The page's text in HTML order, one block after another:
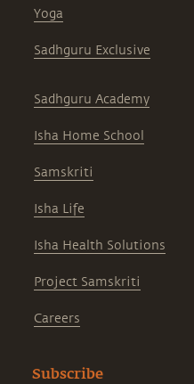
Yoga
Sadhguru Exclusive
Sadhguru Academy
Isha Home School
Samskriti
Isha Life
Isha Health Solutions
Project Samskriti
Careers
Subscribe